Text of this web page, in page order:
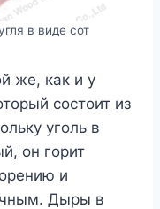
в виде сот
же, как и у
состоит из
уголь в
он горит
и
Дыры в